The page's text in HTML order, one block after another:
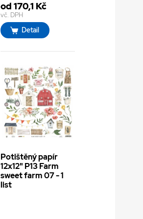
od 170,1 Kč
vč. DPH
Detail
Potištěný papír
12x12" P13 Farm
sweet farm 07 - 1
list